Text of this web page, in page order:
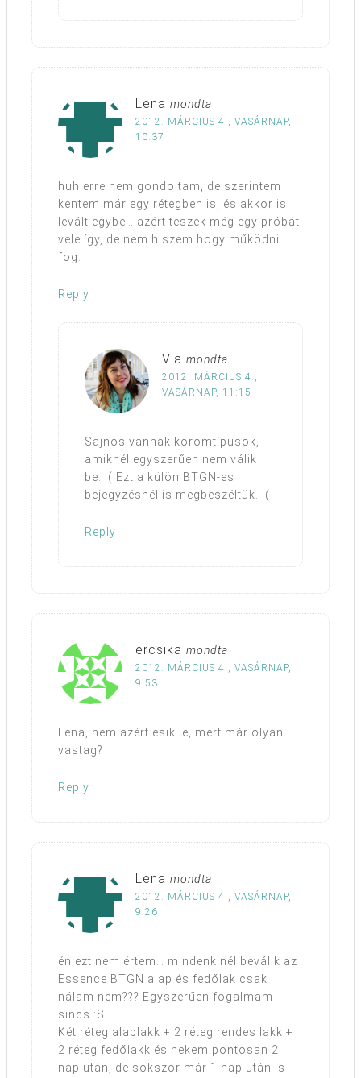
Lena mondta
2012. MÁRCIUS 4., VASÁRNAP,
10:37
huh erre nem gondoltam, de szerintem
kentem már egy rétegben is, és akkor is
levált egybe… azért teszek még egy próbát
vele így, de nem hiszem hogy működni
fog.
Reply
Via mondta
2012. MÁRCIUS 4.,
VASÁRNAP, 11:15
Sajnos vannak körömtípusok,
amiknél egyszerűen nem válik
be. :( Ezt a külön BTGN-es
bejegyzésnél is megbeszéltük. :(
Reply
ercsika mondta
2012. MÁRCIUS 4., VASÁRNAP,
9:53
Léna, nem azért esik le, mert már olyan
vastag?
Reply
Lena mondta
2012. MÁRCIUS 4., VASÁRNAP,
9:26
én ezt nem értem… mindenkinél beválik az
Essence BTGN alap és fedőlak csak
nálam nem??? Egyszerűen fogalmam
sincs :S
Két réteg alaplakk + 2 réteg rendes lakk +
2 réteg fedőlakk és nekem pontosan 2
nap után, de sokszor már 1 nap után is